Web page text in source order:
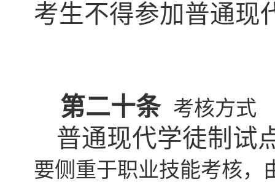
考生不得参加 普通现
第二十条 考核方式
普通现代学徒制试
要侧重于职业技能考核，